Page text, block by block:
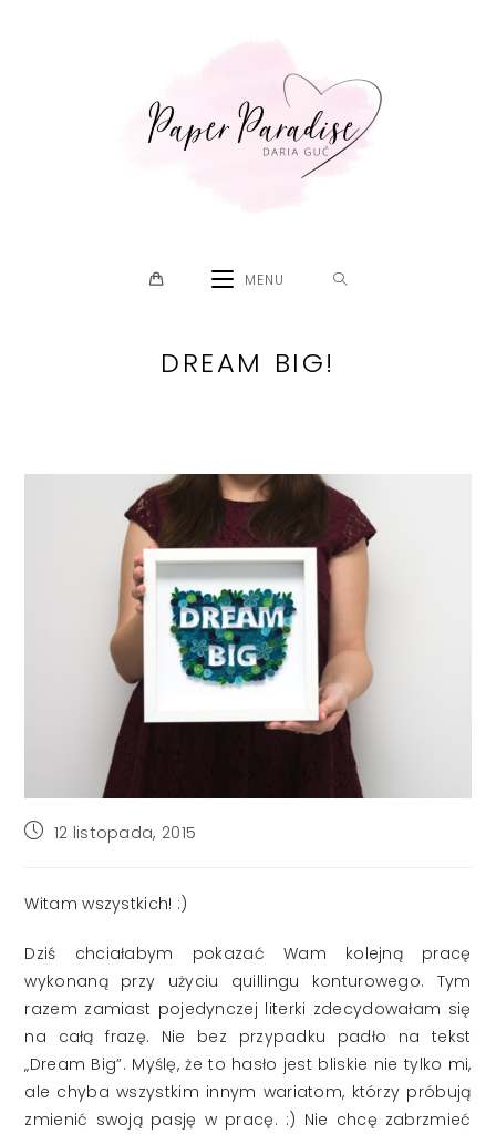
MENU
DREAM BIG!
Post12 listopada, 2015
Witam wszystkich! :)
Dziś chciałabym pokazać Wam kolejną pracę
wykonaną przy użyciu quillingu konturowego. Tym
razem zamiast pojedynczej literki zdecydowałam się
na całą frazę. Nie bez przypadku padło na tekst
„Dream Big”. Myślę, że to hasło jest bliskie nie tylko mi,
ale chyba wszystkim innym wariatom, którzy próbują
zmienić swoją pasję w pracę. :) Nie chcę zabrzmieć